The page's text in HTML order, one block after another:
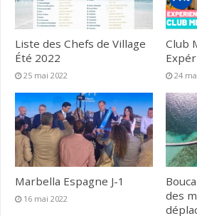
Liste des Chefs de Village
Été 2022
25 mai 2022
Club
24
Marbella Espagne J-1
16 mai 2022
des